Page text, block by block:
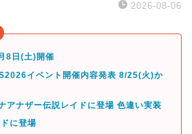
2026-08-06
8日(土)開催
イベント開催内容発表 8/25(火)か
アナザー伝説レイドに登場 色違い実装
に登場